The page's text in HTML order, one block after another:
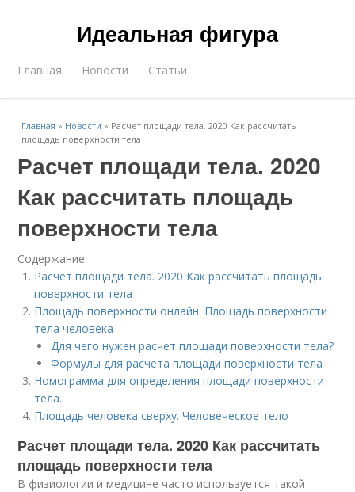
Идеальная фигура
Главная Новости Статьи
Главная » Новости » Расчет площади тела. 2020 Как рассчитать
площадь поверхности тела
Расчет площади тела. 2020
Как рассчитать площадь
поверхности тела
Содержание
Расчет площади тела. 2020 Как рассчитать площадь
поверхности тела
Площадь поверхности онлайн. Площадь поверхности
тела человека
Для чего нужен расчет площади поверхности тела?
Формулы для расчета площади поверхности тела
Номограмма для определения площади поверхности
тела.
Площадь человека сверху. Человеческое тело
Расчет площади тела. 2020 Как рассчитать
площадь поверхности тела
В физиологии и медицине часто используется такой